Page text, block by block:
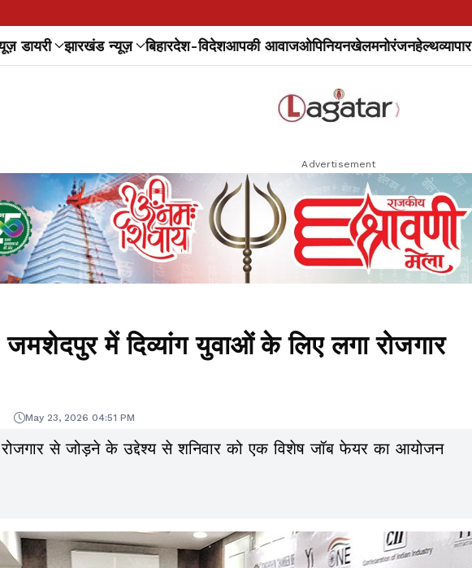
डायरी झारखंड न्यूज़ बिहारदेश-विदेशआपकी आवाजओपिनियनखेलमनोरंजनहेल्थव्यापार
Advertisement
में दिव्यांग युवाओं के लिए लगा रोजगार
May 23, 2026 04:51 PM
रोजगार से जोड़ने के उद्देश्य से शनिवार को एक विशेष जॉब फेयर का आयोजन